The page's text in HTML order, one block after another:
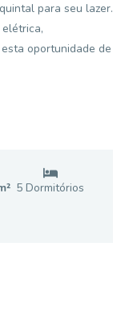
para seu lazer.
oportunidade de
5 Dormitórios